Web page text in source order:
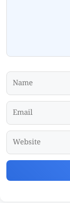
Name
Email
Website